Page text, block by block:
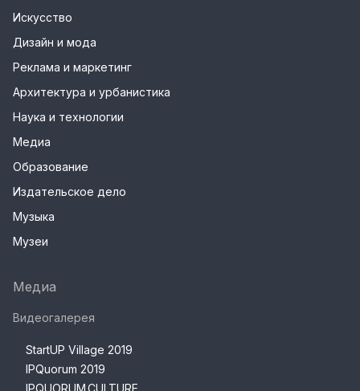
Искусство
Дизайн и мода
Реклама и маркетинг
Архитектура и урбанистика
Наука и технологии
Медиа
Образование
Издательское дело
Музыка
Музеи
Медиа
Видеогалерея
StartUP Village 2019
IPQuorum 2019
IPQUORUM.CULTURE